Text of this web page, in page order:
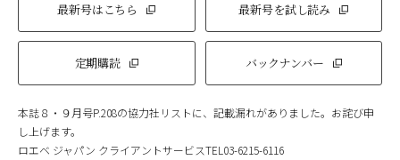
最新号はこちら 最新号を試し読み
定期購読 バックナンバー
本誌８・９月号P.208の協力社リストに、記載漏れがありました。お詫び申
し上げます。
ロエベ ジャパン クライアントサービスTEL03-6215-6116